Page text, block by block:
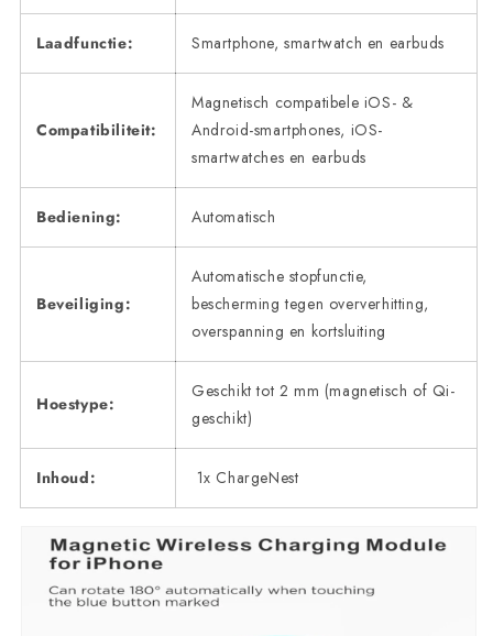
Laadfunctie: Smartphone, smartwatch en earbuds
Compatibiliteit:
Magnetisch compatibele iOS- &
Android-smartphones, iOS-
smartwatches en earbuds
Bediening: Automatisch
Beveiliging:
Automatische stopfunctie,
bescherming tegen oververhitting,
overspanning en kortsluiting
Hoestype:
Geschikt tot 2 mm (magnetisch of Qi-
geschikt)
Inhoud: 1x ChargeNest